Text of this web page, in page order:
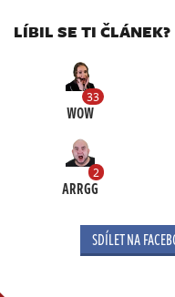
LÍBIL SE TI ČLÁNEK?
33
WOW
2
ARRGG
SDÍLET NA